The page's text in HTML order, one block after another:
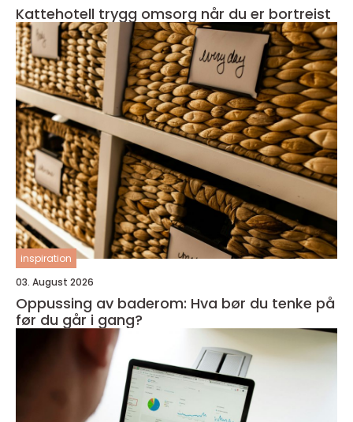
Kattehotell trygg omsorg når du er bortreist
inspiration
03. August 2026
Oppussing av baderom: Hva bør du tenke på
før du går i gang?